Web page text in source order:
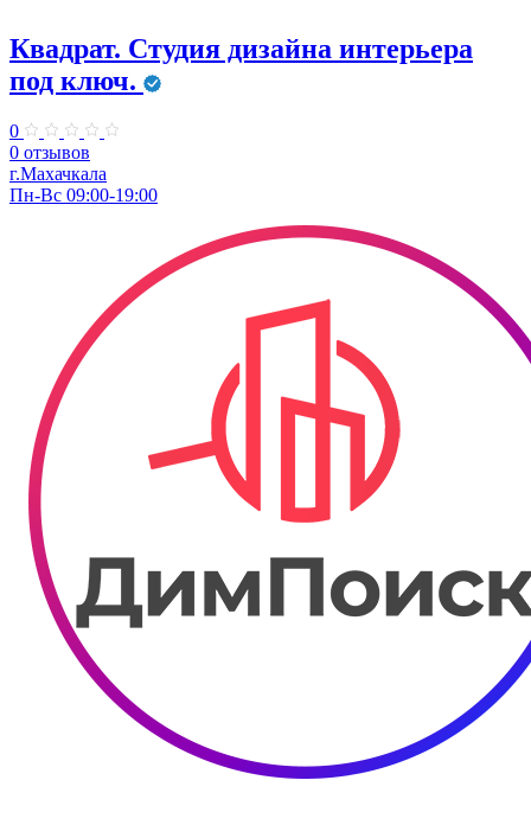
Квадрат. Студия дизайна интерьера
под ключ.
0
0 отзывов
г.Махачкала
Пн-Вс 09:00-19:00